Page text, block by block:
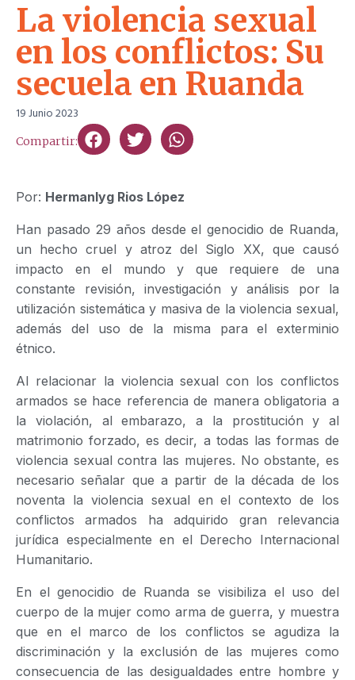
La violencia sexual
en los conflictos: Su
secuela en Ruanda
19 Junio 2023
Compartir:
Por: Hermanlyg Rios López
Han pasado 29 años desde el genocidio de Ruanda,
un hecho cruel y atroz del Siglo XX, que causó
impacto en el mundo y que requiere de una
constante revisión, investigación y análisis por la
utilización sistemática y masiva de la violencia sexual,
además del uso de la misma para el exterminio
étnico.
Al relacionar la violencia sexual con los conflictos
armados se hace referencia de manera obligatoria a
la violación, al embarazo, a la prostitución y al
matrimonio forzado, es decir, a todas las formas de
violencia sexual contra las mujeres. No obstante, es
necesario señalar que a partir de la década de los
noventa la violencia sexual en el contexto de los
conflictos armados ha adquirido gran relevancia
jurídica especialmente en el Derecho Internacional
Humanitario.
En el genocidio de Ruanda se visibiliza el uso del
cuerpo de la mujer como arma de guerra, y muestra
que en el marco de los conflictos se agudiza la
discriminación y la exclusión de las mujeres como
consecuencia de las desigualdades entre hombre y